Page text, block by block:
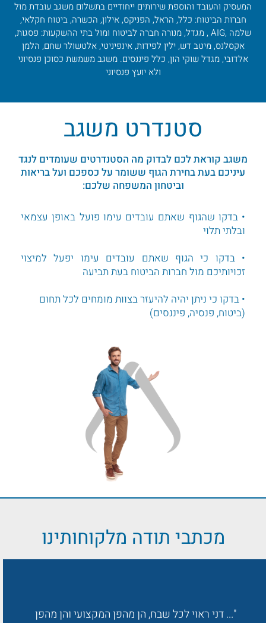
המעסיק והעובד והוספת שירותים ייחודיים בתשלום משגב עובדת מול
חברות הביטוח: כלל, הראל, הפניקס, אילון, הכשרה, ביטוח חקלאי,
שלמה ,AIG , מגדל, מנורה חברה לביטוח ומול בתי ההשקעות: פסגות,
אקסלנס, מיטב דש, ילין לפידות, אינפיניטי, אלטשולר שחם, הלמן
אלדובי, מגדל שוקי הון, כלל פיננסים. משגב משמשת כסוכן פנסיוני
ולא יועץ פנסיוני
סטנדרט משגב
משגב קוראת לכם לבדוק מה הסטנדרטים שעומדים לנגד
עיניכם בעת בחירת הגוף ששומר על כספכם ועל בריאות
וביטחון המשפחה שלכם:
• בדקו שהגוף שאתם עובדים עימו פועל באופן עצמאי
ובלתי תלוי
• בדקו כי הגוף שאתם עובדים עימו יפעל למיצוי
זכויותיכם מול חברות הביטוח בעת תביעה
• בדקו כי ניתן יהיה להיעזר בצוות מומחים לכל תחום
(ביטוח, פנסיה, פיננסים)
מכתבי תודה מלקוחותינו
"... דני ראוי לכל שבח, הן מהפן המקצועי והן מהפן